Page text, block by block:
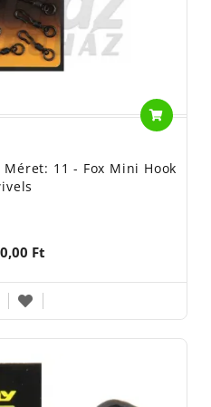
Méret: 11 - Fox Mini Hook
Ft